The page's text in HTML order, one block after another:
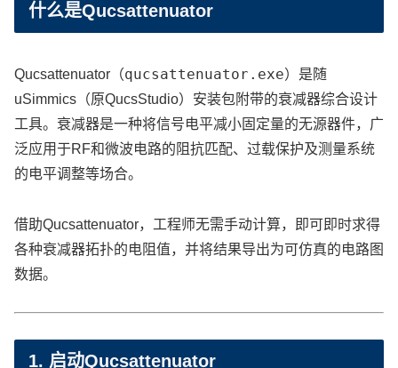
什么是Qucsattenuator
Qucsattenuator（qucsattenuator.exe）是随
uSimmics（原QucsStudio）安装包附带的衰减器综合设计
工具。衰减器是一种将信号电平减小固定量的无源器件，广
泛应用于RF和微波电路的阻抗匹配、过载保护及测量系统
的电平调整等场合。
借助Qucsattenuator，工程师无需手动计算，即可即时求得
各种衰减器拓扑的电阻值，并将结果导出为可仿真的电路图
数据。
1. 启动Qucsattenuator